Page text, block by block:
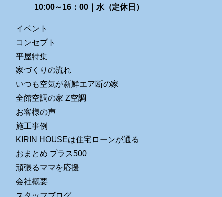
10:00～16：00｜水（定休日）
イベント
コンセプト
平屋特集
家づくりの流れ
いつも空気が新鮮エア断の家
全館空調の家 Z空調
お客様の声
施工事例
KIRIN HOUSEは住宅ローンが通る
おまとめ プラス500
頑張るママを応援
会社概要